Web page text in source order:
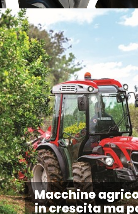
Macchine
in crescita ma